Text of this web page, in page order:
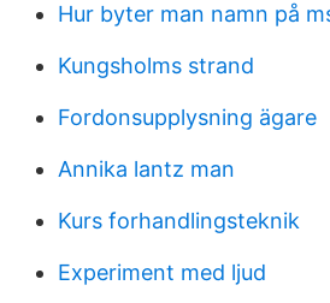
Hur byter man namn på
Kungsholms strand
Fordonsupplysning ägare
Annika lantz man
Kurs forhandlingsteknik
Experiment med ljud